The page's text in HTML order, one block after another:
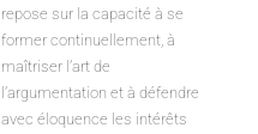
repose sur la capacité à se
former continuellement, à
maîtriser l’art de
l’argumentation et à défendre
avec éloquence les intérêts